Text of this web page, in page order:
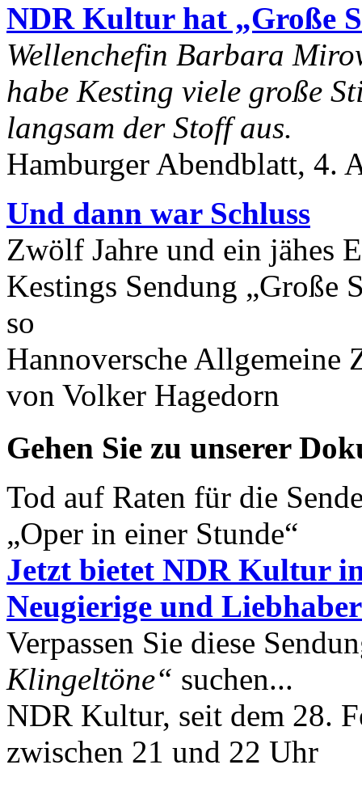
NDR Kultur hat „Große
Wellenchefin Barbara
habe Kesting viele große
langsam der Stoff aus.
Hamburger Abendblatt, 4.
Und dann war Schluss
Zwölf Jahre und ein jähes
Kestings Sendung „Große
so
Hannoversche
von Volker Hagedorn
Gehen Sie zu unserer
Tod auf Raten für die
„Oper in einer Stunde“
Jetzt bietet NDR Kultur
Neugierige und
Verpassen Sie diese
Klingeltöne“ suchen...
NDR Kultur, seit dem 28.
zwischen 21 und 22 Uhr